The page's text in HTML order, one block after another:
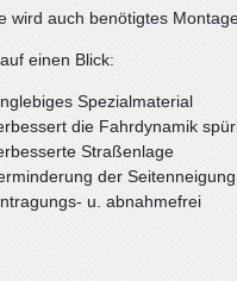
wird auch benötigtes
einen Blick:
Spezialmaterial
die Fahrdynamik
Straßenlage
der Seitenneigung
u. abnahmefrei